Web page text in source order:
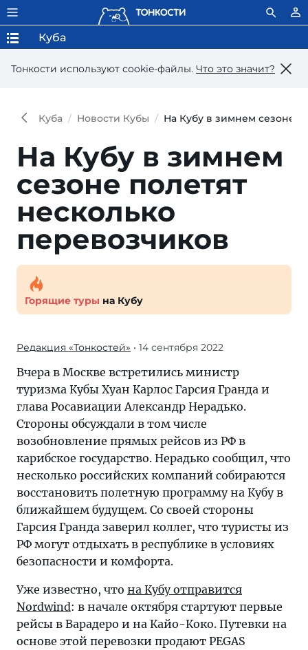
Тонкости используют сookie-файлы. Что это значит?
Куба
Куба Новости Кубы На Кубу в зимнем сезоне
На Кубу в зимнем
сезоне полетят
несколько
перевозчиков
Горящие туры на Кубу
Редакция «Тонкостей» • 14 сентября 2022
Вчера в Москве встретились министр
туризма Кубы Хуан Карлос Гарсия Гранда и
глава Росавиации Александр Нерадько.
Стороны обсуждали в том числе
возобновление прямых рейсов из РФ в
карибское государство. Нерадько сообщил, что
несколько российских компаний собираются
восстановить полетную программу на Кубу в
ближайшем будущем. Со своей стороны
Гарсия Гранда заверил коллег, что туристы из
РФ могут отдыхать в республике в условиях
безопасности и комфорта.
Уже известно, что на Кубу отправится
Nordwind: в начале октября стартуют первые
рейсы в Варадеро и на Кайо-Коко. Путевки на
основе этой перевозки продают PEGAS